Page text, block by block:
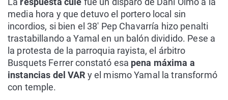
media hora y que detuvo el portero local sin
incordios, si bien el 38' Pep Chavarría hizo penalti
trastabillando a Yamal en un balón dividido. Pese a
la protesta de la parroquia rayista, el árbitro
Busquets Ferrer constató esa pena máxima a
instancias del VAR y el mismo Yamal la transformó
con temple.